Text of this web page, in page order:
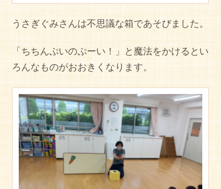
うさぎぐみさんは不思議な箱であそびました。
「ちちんぷいのぷーい！」と魔法をかけるとい
ろんなものがおおきくなります。